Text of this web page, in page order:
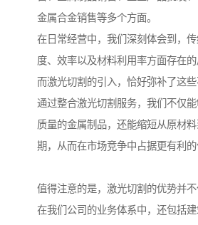
金属合金销售等多个方面。
在日常经营中，我们深刻体会到，
度、效率以及材料利用率方面存在的
而激光切割的引入，恰好弥补了这些
通过整合激光切割服务，我们不仅
质量的金属制品，还能缩短从原材
期，从而在市场竞争中占据更有利的
值得注意的是，激光切割的优势并不
在我们公司的业务体系中，还包括